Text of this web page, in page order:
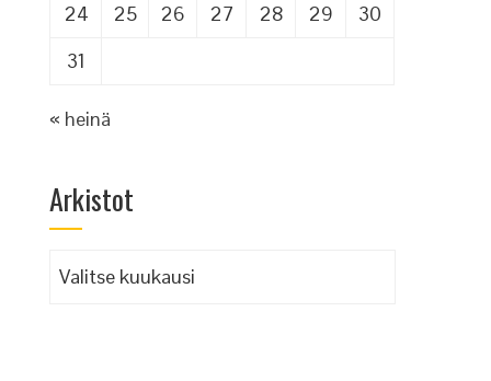
24
25 26 27 28 29
30
31
« heinä
Arkistot
Arkistot